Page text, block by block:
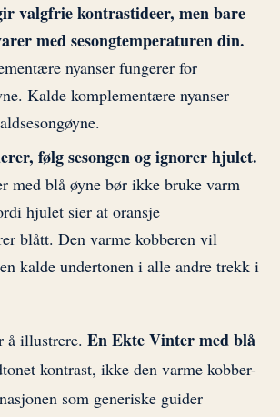
valgfrie kontrastideer, men bare
med sesongtemperaturen din.
nyanser fungerer for
Kalde komplementære nyanser
følg sesongen og ignorer hjulet.
med blå øyne bør ikke bruke varm
hjulet sier at oransje
blått. Den varme kobberen vil
kalde undertonen i alle andre trekk i
å illustrere. En Ekte Vinter med blå
kontrast, ikke den varme kobber-
som generiske guider